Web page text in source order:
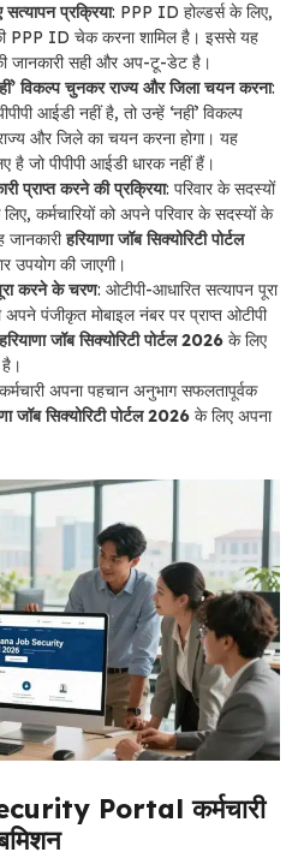
सत्यापन प्रक्रिया: PPP ID होल्डर्स के लिए,
PPP ID चेक करना शामिल है। इससे यह
की जानकारी सही और अप-टू-डेट है।
विकल्प चुनकर राज्य और जिला चयन करना:
आईडी नहीं है, तो उन्हें ‘नहीं’ विकल्प
और जिले का चयन करना होगा। यह
है जो पीपीपी आईडी धारक नहीं हैं।
प्राप्त करने की प्रक्रिया: परिवार के सदस्यों
कर्मचारियों को अपने परिवार के सदस्यों के
जानकारीहरियाणा जॉब सिक्योरिटी पोर्टल
उपयोग की जाएगी।
करने के चरण: ओटीपी-आधारित सत्यापन पूरा
अपने पंजीकृत मोबाइल नंबर पर प्राप्त ओटीपी
हरियाणा जॉब सिक्योरिटी पोर्टल 2026 के लिए
अपना पहचान अनुभाग सफलतापूर्वक
जॉब सिक्योरिटी पोर्टल 2026 के लिए अपना
Portal कर्मचारी